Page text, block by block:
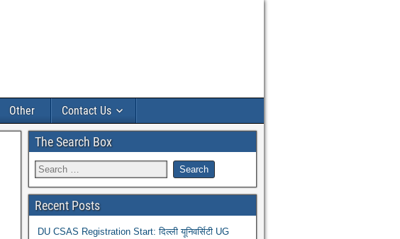
Other Contact Us
The Search Box
Recent Posts
DU CSAS Registration Start: दिल्ली यूनिवर्सिटी UG